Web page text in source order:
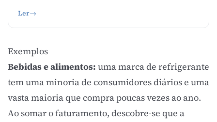
Ler→
Exemplos
Bebidas e alimentos: uma marca de refrigerante
tem uma minoria de consumidores diários e uma
vasta maioria que compra poucas vezes ao ano.
Ao somar o faturamento, descobre-se que a